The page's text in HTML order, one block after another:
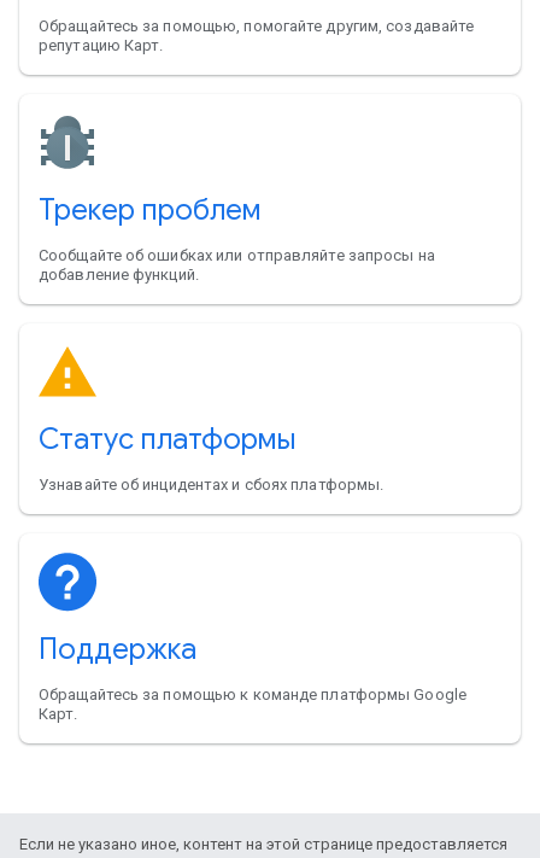
Обращайтесь за помощью, помогайте другим, создавайте
репутацию Карт.
Трекер проблем
Сообщайте об ошибках или отправляйте запросы на
добавление функций.
Статус платформы
Узнавайте об инцидентах и сбоях платформы.
Поддержка
Обращайтесь за помощью к команде платформы Google
Карт.
Если не указано иное, контент на этой странице предоставляется